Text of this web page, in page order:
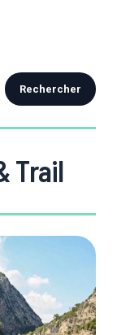
Rechercher
Trail